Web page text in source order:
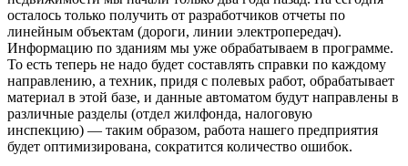
осталось только получить от разработчиков отчеты по
линейным объектам (дороги, линии электропередач).
Информацию по зданиям мы уже обрабатываем в программе.
То есть теперь не надо будет составлять справки по каждому
направлению, а техник, придя с полевых работ, обрабатывает
материал в этой базе, и данные автоматом будут направлены в
различные разделы (отдел жилфонда, налоговую
инспекцию) — таким образом, работа нашего предприятия
будет оптимизирована, сократится количество ошибок.